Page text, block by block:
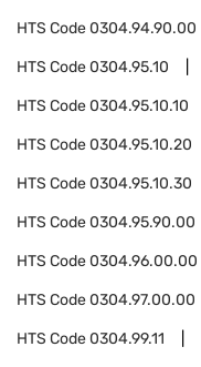
HTS Code0304.94.90.00
HTS Code0304.95.10
HTS Code0304.95.10.10
HTS Code0304.95.10.20
HTS Code0304.95.10.30
HTS Code0304.95.90.00
HTS Code0304.96.00.00
HTS Code0304.97.00.00
HTS Code0304.99.11